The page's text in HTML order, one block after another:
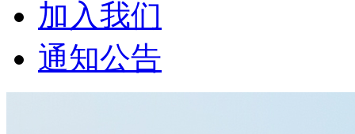
加入我们
通知公告